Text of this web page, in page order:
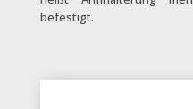
befestigt.